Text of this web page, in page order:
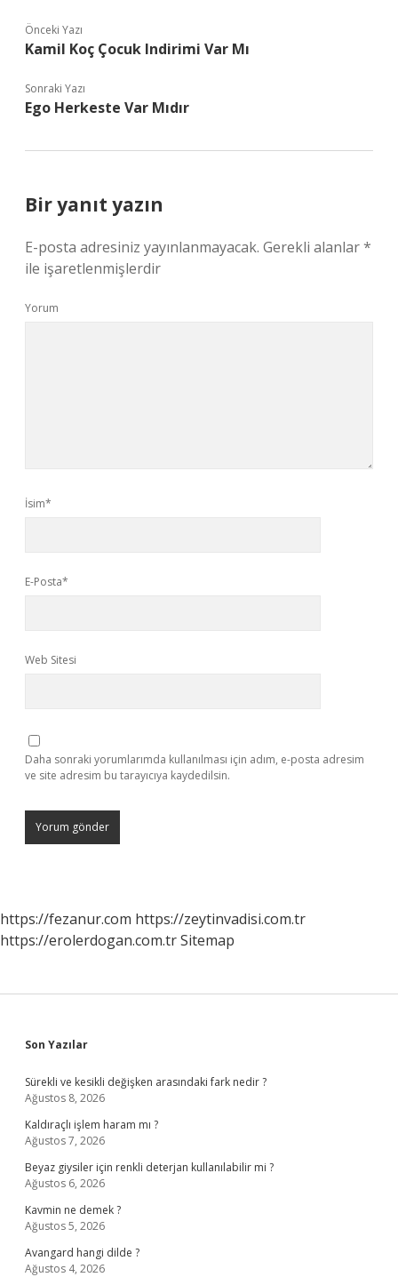
Önceki Yazı
Kamil Koç Çocuk Indirimi Var Mı
Sonraki Yazı
Ego Herkeste Var Mıdır
Bir yanıt yazın
E-posta adresiniz yayınlanmayacak. Gerekli alanlar*
ile işaretlenmişlerdir
Yorum
İsim*
E-Posta*
Web Sitesi
Daha sonraki yorumlarımda kullanılması için adım, e-posta adresim
ve site adresim bu tarayıcıya kaydedilsin.
https://fezanur.com https://zeytinvadisi.com.tr
https://erolerdogan.com.trSitemap
Sidebar
Son Yazılar
Sürekli ve kesikli değişken arasındaki fark nedir ?
Ağustos 8, 2026
Kaldıraçlı işlem haram mı ?
Ağustos 7, 2026
Beyaz giysiler için renkli deterjan kullanılabilir mi ?
Ağustos 6, 2026
Kavmin ne demek ?
Ağustos 5, 2026
Avangard hangi dilde ?
Ağustos 4, 2026